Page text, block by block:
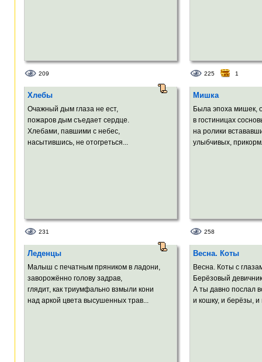
209 225 1
Хлебы
Очажный дым глаза не ест,
пожаров дым съедает сердце.
Хлебами, павшими с небес,
насытившись, не отогреться...
231
Мишка
Была эпоха мишек,
в гостиницах
на ролики
улыбчивых,
258
Леденцы
Малыш с печатным пряником в ладони,
заворожённо голову задрав,
глядит, как триумфально взмыли кони
над аркой цвета высушенных трав...
Весна. Коты
Весна. Коты с
Берёзовый
А ты давно послал
и кошку, и берёзы, и